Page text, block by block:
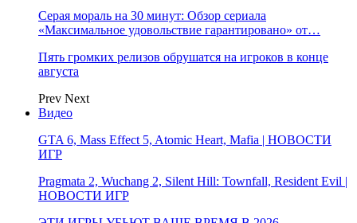
Серая мораль на 30 минут: Обзор сериала
«Максимальное удовольствие гарантировано» от…
Пять громких релизов обрушатся на игроков в конце
августа
Prev Next
Видео
GTA 6, Mass Effect 5, Atomic Heart, Mafia | НОВОСТИ
ИГР
Pragmata 2, Wuchang 2, Silent Hill: Townfall, Resident Evil |
НОВОСТИ ИГР